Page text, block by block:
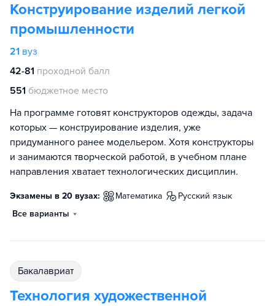
Конструирование изделий легкой
промышленности
21 вуз
42-81 проходной балл
551 бюджетное место
На программе готовят конструкторов одежды, задача
которых — конструирование изделия, уже
придуманного ранее модельером. Хотя конструкторы
и занимаются творческой работой, в учебном плане
направления хватает технологических дисциплин.
Экзамены в 20 вузах: математика
русский язык
Все варианты
бакалавриат
Технология художественной